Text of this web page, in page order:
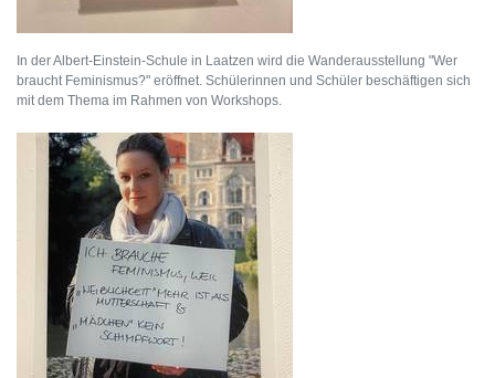
In der Albert-Einstein-Schule in Laatzen wird die Wanderausstellung "Wer
braucht Feminismus?" eröffnet. Schülerinnen und Schüler beschäftigen sich
mit dem Thema im Rahmen von Workshops.